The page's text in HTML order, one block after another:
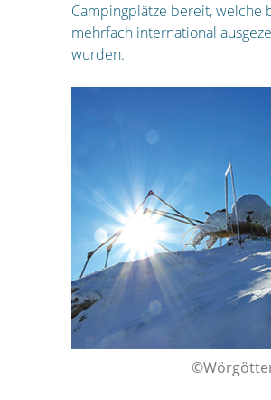
Campingplätze bereit, welche
mehrfach international
wurden.